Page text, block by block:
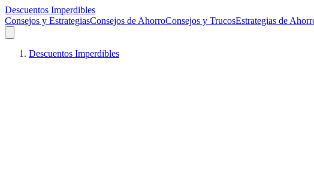
Descuentos Imperdibles
Consejos y EstrategiasConsejos de AhorroConsejos y TrucosEstrategias de
Descuentos Imperdibles